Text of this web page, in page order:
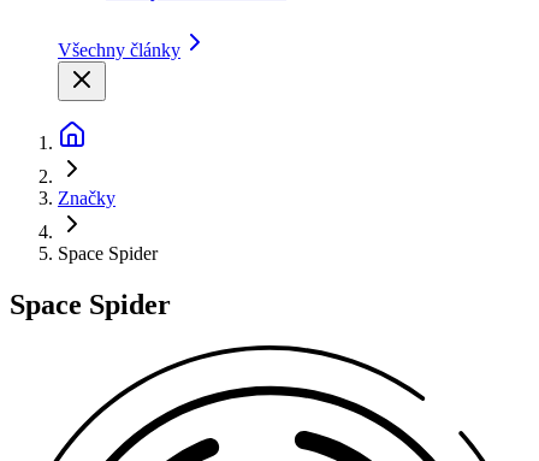
Všechny články
Značky
Space Spider
Space Spider